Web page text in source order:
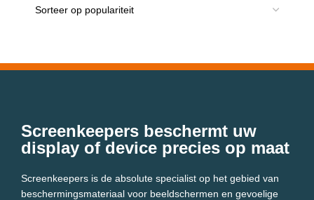
Screenkeepers beschermt uw
display of device precies op maat
Screenkeepers is de absolute specialist op het gebied van
beschermingsmateriaal voor beeldschermen en gevoelige